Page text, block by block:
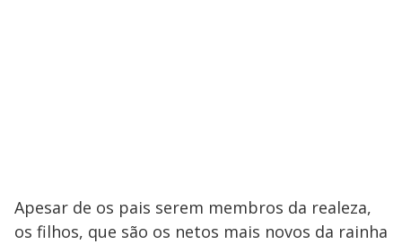
Apesar de os pais serem membros da realeza,
os filhos, que são os netos mais novos da rainha